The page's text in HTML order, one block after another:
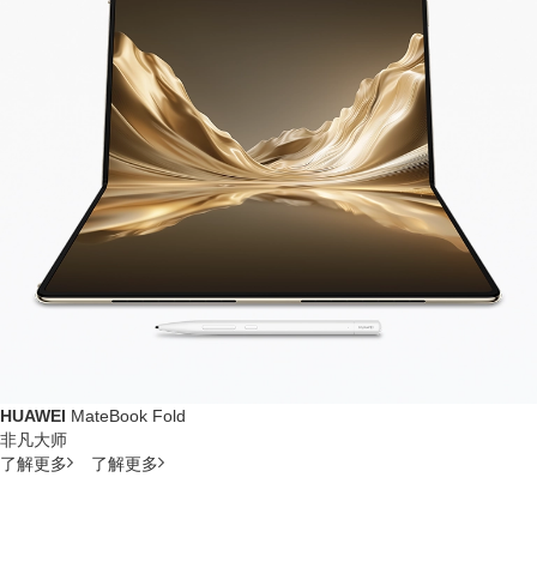
HUAWEI MateBook Fold
非凡大师
了解更多
了解更多